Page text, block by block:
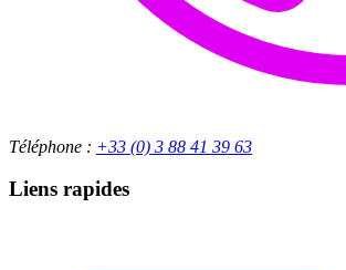
Téléphone : +33 (0) 3 88 41 39 63
Liens rapides